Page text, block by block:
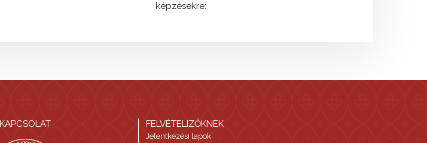
képzésekre:
KAPCSOLAT FELVÉTELIZŐKNEK
Jelentkezési lapok